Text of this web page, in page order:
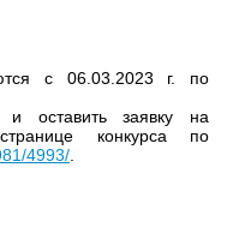
с 06.03.2023 г. по
и оставить заявку на
конкурса по
4993/